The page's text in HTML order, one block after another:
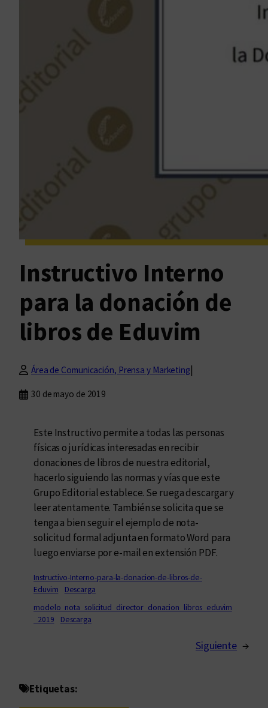
Instructivo Interno
para la donación de
libros de Eduvim
Área de Comunicación, Prensa y Marketing|
30 de mayo de 2019
Este Instructivo permite a todas las personas
físicas o jurídicas interesadas en recibir
donaciones de libros de nuestra editorial,
hacerlo siguiendo las normas y vías que este
Grupo Editorial establece. Se ruega descargar y
leer atentamente. También se solicita que se
tenga a bien seguir el ejemplo de nota-
solicitud formal adjunta en formato Word para
luego enviarse por e-mail en extensión PDF.
Instructivo-Interno-para-la-donacion-de-libros-de-
Eduvim
Descarga
modelo_nota_solicitud_director_donacion_libros_eduvim
_2019
Descarga
Siguiente →
Etiquetas: